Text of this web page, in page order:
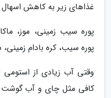
غذاهای زیر به کاهش اسهال
پوره سیب زمینی، موز،
پوره سیب، کره بادام
وقتی آب زیادی از
کافی مثل چای و آب گوشت